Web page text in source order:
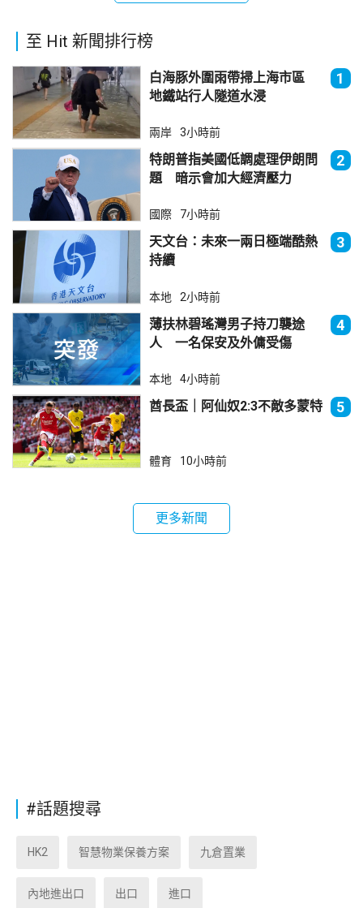
至 Hit 新聞排行榜
白海豚外圍雨帶掃上海市區
地鐵站行人隧道水浸
1
兩岸 3小時前
特朗普指美國低調處理伊朗問
題 暗示會加大經濟壓力
2
國際 7小時前
天文台：未來一兩日極端酷熱
持續
3
本地 2小時前
薄扶林碧瑤灣男子持刀襲途
人 一名保安及外傭受傷
4
本地 4小時前
酋長盃｜阿仙奴2:3不敵多蒙特 5
體育 10小時前
更多新聞
#話題搜尋
HK2 智慧物業保養方案 九倉置業
內地進出口 出口 進口